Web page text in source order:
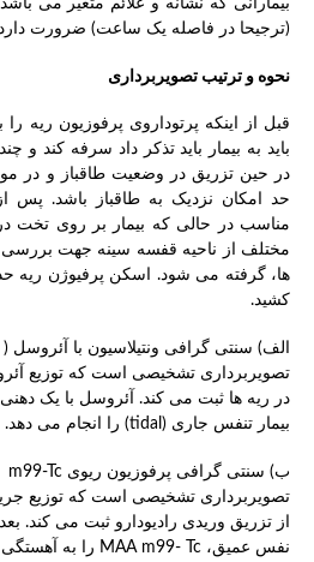
بیمارانی که نشانه و علائم متغیر می
(ترجیحا در فاصله یک ساعت) ضرورت
نحوه و ترتیب تصویربرداری
قبل از اینکه پرتوداروی پرفوزیون ریه
باید به بیمار باید تذکر داد سرفه کند و
در حین تزریق در وضعیت طاقباز و در
حد امکان نزدیک به طاقباز باشد. پس
مناسب در حالی که بیمار بر روی تخت
مختلف از ناحیه قفسه سینه جهت بررسی
کشید.
تصویربرداری تشخیصی است که توزیع
در ریه ها ثبت می کند. آئروسل با یک
بیمار تنفس جاری (tidal) را انجام می دهد.
تصویربرداری تشخیصی است که توزیع
از تزریق وریدی رادیودارو ثبت می کند.